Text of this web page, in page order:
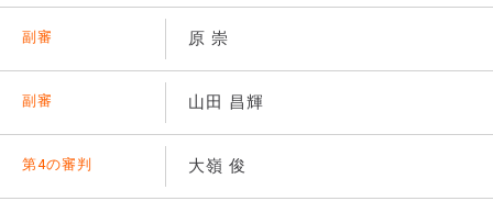
副審 原 崇
副審 山田 昌輝
第4の審判 大嶺 俊